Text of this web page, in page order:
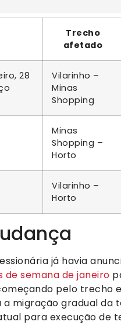
Trecho
afetado
28
Vilarinho –
Minas
Shopping
Minas
Shopping –
Horto
Vilarinho –
Horto
já havia
de semana de janeiro
pelo trecho
migração gradual da
para execução de